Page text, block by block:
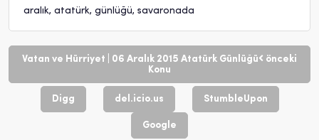
aralık, atatürk, günlüğü, savaronada
Vatan ve Hürriyet | 06 Aralık 2015 Atatürk Günlüğü
önceki
Konu
Digg del.icio.us StumbleUpon
Google